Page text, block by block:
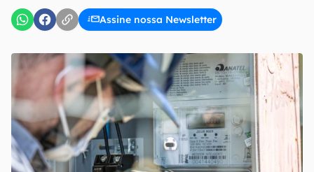
Assine nossa Newsletter
Uso e Política de Privacidade do Canaltech.